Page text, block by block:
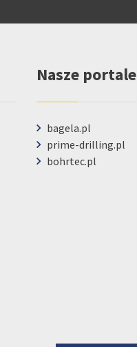
Nasze portale
bagela.pl
prime-drilling.pl
bohrtec.pl